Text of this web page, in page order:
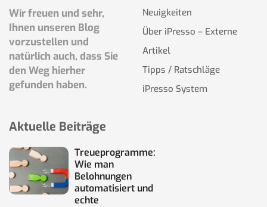
Wir freuen und sehr,
Ihnen unseren Blog
vorzustellen und
natürlich auch, dass Sie
den Weg hierher
gefunden haben.
Neuigkeiten
Über iPresso – Externe
Artikel
Tipps / Ratschläge
iPresso System
Aktuelle Beiträge
Treueprogramme:
Wie man
Belohnungen
automatisiert und
echte